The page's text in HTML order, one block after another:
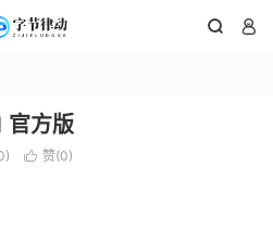
 
官方版
 赞(0)